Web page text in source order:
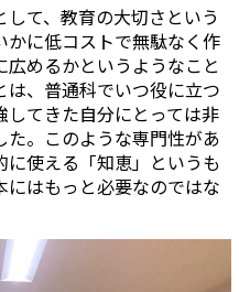
て、教育の大切さという
に低コストで無駄なく作
めるかというようなこと
、普通科でいつ役に立つ
てきた自分にとっては非
。このような専門性があ
使える「知恵」というも
はもっと必要なのではな